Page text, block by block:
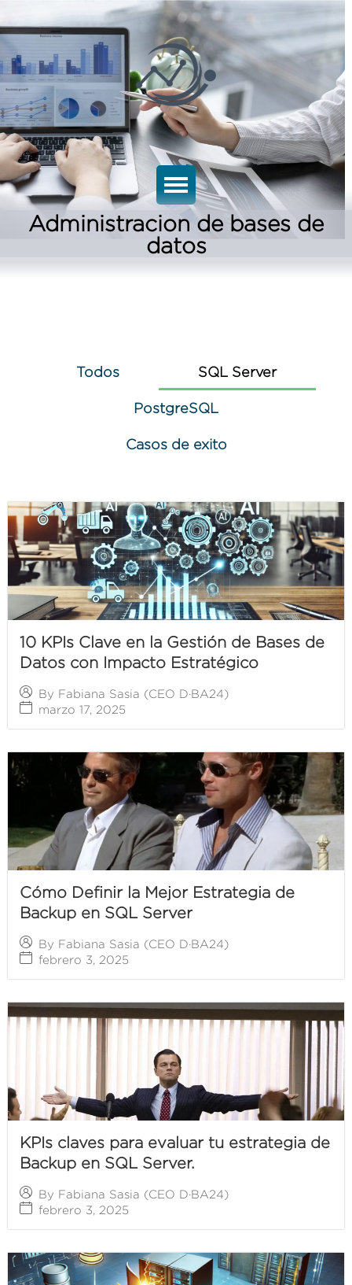
Administracion de bases de
datos
Todos SQL Server
PostgreSQL
Casos de exito
10 KPIs Clave en la Gestión de Bases de
Datos con Impacto Estratégico
By Fabiana Sasia (CEO D·BA24)
marzo 17, 2025
Cómo Definir la Mejor Estrategia de
Backup en SQL Server
By Fabiana Sasia (CEO D·BA24)
febrero 3, 2025
KPIs claves para evaluar tu estrategia de
Backup en SQL Server.
By Fabiana Sasia (CEO D·BA24)
febrero 3, 2025